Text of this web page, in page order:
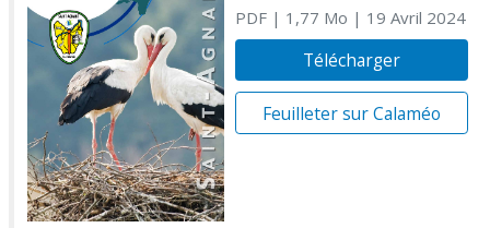
PDF| 1,77 Mo | 19 Avril 2024
Télécharger
Feuilleter sur Calaméo